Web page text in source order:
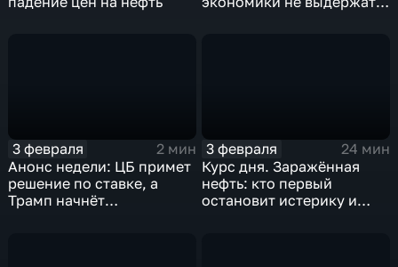
3 февраля
2 мин
Анонс недели: ЦБ примет
решение по ставке, а
Трамп начнёт
3 февраля
24 мин
Курс дня. Заражённая
нефть: кто первый
остановит истерику и